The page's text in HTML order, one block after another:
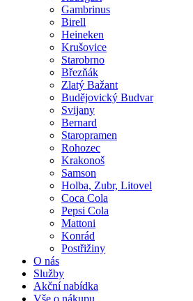
Gambrinus
Birell
Heineken
Krušovice
Starobrno
Březňák
Zlatý Bažant
Budějovický Budvar
Svijany
Bernard
Staropramen
Rohozec
Krakonoš
Samson
Holba, Zubr, Litovel
Coca Cola
Pepsi Cola
Mattoni
Konrád
Postřižiny
O nás
Služby
Akční nabídka
Vše o nákupu